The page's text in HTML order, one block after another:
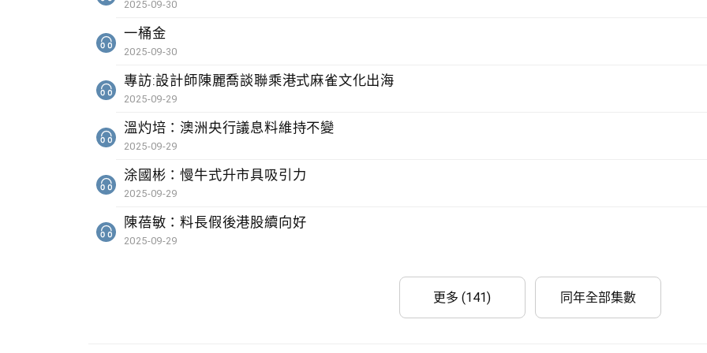
2025-09-30
一桶金
2025-09-30
專訪:設計師陳麗喬談聯乘港式麻雀文化出海
2025-09-29
溫灼培：澳洲央行議息料維持不變
2025-09-29
涂國彬：慢牛式升市具吸引力
2025-09-29
陳蓓敏：料長假後港股續向好
2025-09-29
更多 (141) 同年全部集數